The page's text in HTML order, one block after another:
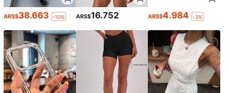
ARS$38.663 -10% ARS$16.752 ARS$4.984 -3%